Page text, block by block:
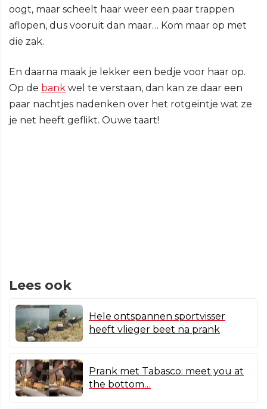
oogt, maar scheelt haar weer een paar trappen
aflopen, dus vooruit dan maar… Kom maar op met
die zak.
En daarna maak je lekker een bedje voor haar op.
Op de bank wel te verstaan, dan kan ze daar een
paar nachtjes nadenken over het rotgeintje wat ze
je net heeft geflikt. Ouwe taart!
Lees ook
Hele ontspannen sportvisser
heeft vlieger beet na prank
Prank met Tabasco: meet you at
the bottom…